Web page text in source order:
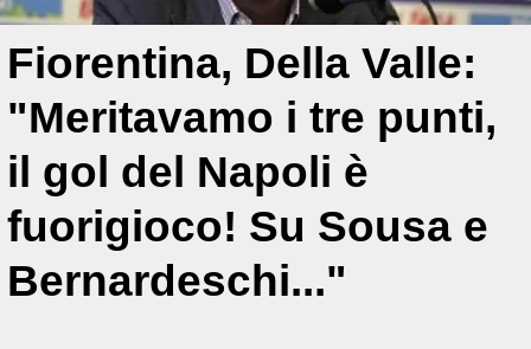
Fiorentina, Della Valle:
"Meritavamo i tre punti,
il gol del Napoli è
fuorigioco! Su Sousa e
Bernardeschi..."